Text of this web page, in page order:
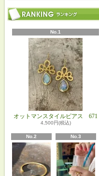
No.1
オットマンスタイルピアス 671
4,500円(税込)
No.2 No.3